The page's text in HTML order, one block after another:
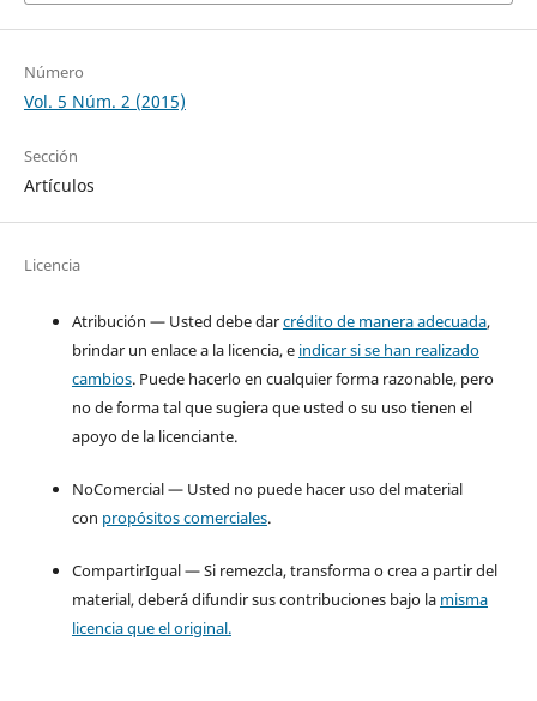
Número
Vol. 5 Núm. 2 (2015)
Sección
Artículos
Licencia
Atribución — Usted debe darcrédito de manera adecuada,
brindar un enlace a la licencia, e indicar si se han realizado
cambios. Puede hacerlo en cualquier forma razonable, pero
no de forma tal que sugiera que usted o su uso tienen el
apoyo de la licenciante.
NoComercial — Usted no puede hacer uso del material
con propósitos comerciales.
CompartirIgual — Si remezcla, transforma o crea a partir del
material, deberá difundir sus contribuciones bajo la misma
licencia que el original.